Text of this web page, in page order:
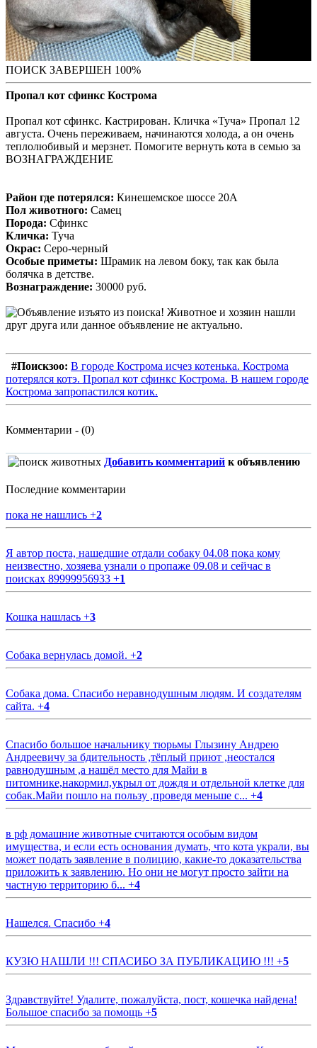
ПОИСК ЗАВЕРШЕН 100%
Пропал кот сфинкс Кострома
Пропал кот сфинкс. Кастрирован. Кличка «Туча» Пропал 12
августа. Очень переживаем, начинаются холода, а он очень
теплолюбивый и мерзнет. Помогите вернуть кота в семью за
ВОЗНАГРАЖДЕНИЕ
Район где потерялся: Кинешемское шоссе 20А
Пол животного: Самец
Порода: Сфинкс
Кличка: Туча
Окрас: Серо-черный
Особые приметы: Шрамик на левом боку, так как была
болячка в детстве.
Вознаграждение: 30000 руб.
#Поискзоо: В городе Кострома исчез котенька. Кострома
потерялся котэ. Пропал кот сфинкс Кострома. В нашем городе
Кострома запропастился котик.
Комментарии - (0)
Добавить комментарий к объявлению
Последние комментарии
пока не нашлись +2
Я автор поста, нашедшие отдали собаку 04.08 пока кому
неизвестно, хозяева узнали о пропаже 09.08 и сейчас в
поисках 89999956933 +1
Кошка нашлась +3
Собака вернулась домой. +2
Собака дома. Спасибо неравнодушным людям. И создателям
сайта. +4
Спасибо большое начальнику тюрьмы Глызину Андрею
Андреевичу за бдительность ,тёплый приют ,неостался
равнодушным ,а нашёл место для Майи в
питомнике,накормил,укрыл от дождя и отдельной клетке для
собак.Майи пошло на пользу ,проведя меньше с... +4
в рф домашние животные считаются особым видом
имущества, и если есть основания думать, что кота украли, вы
может подать заявление в полицию, какие-то доказательства
приложить к заявлению. Но они не могут просто зайти на
частную территорию б... +4
Нашелся. Спасибо +4
КУЗЮ НАШЛИ !!! СПАСИБО ЗА ПУБЛИКАЦИЮ !!! +5
Здравствуйте! Удалите, пожалуйста, пост, кошечка найдена!
Большое спасибо за помощь +5